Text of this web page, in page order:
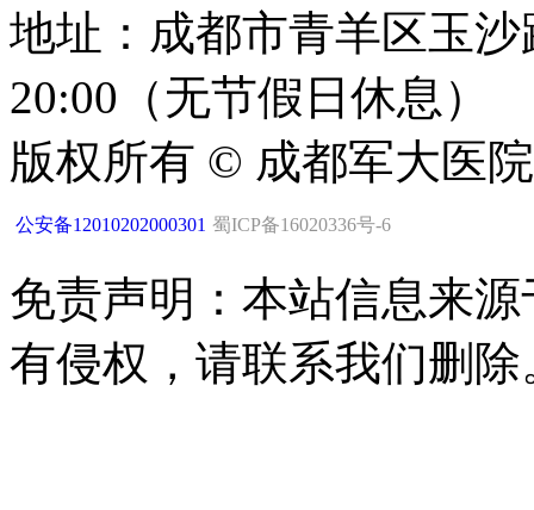
地址：成都市青羊区玉
20:00（无节假日休息）
版权所有 © 成都军大医
公安备12010202000301 蜀ICP备16020336号-6
免责声明：本站信息来
有侵权，请联系我们删除